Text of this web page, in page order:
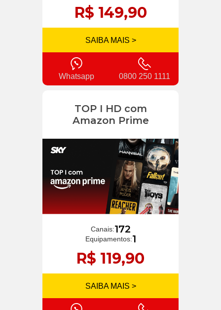
R$ 149,90
SAIBA MAIS >
Whatsapp 0800 250 1111
TOP I HD com
Amazon Prime
Canais:172
Equipamentos:1
R$ 119,90
SAIBA MAIS >